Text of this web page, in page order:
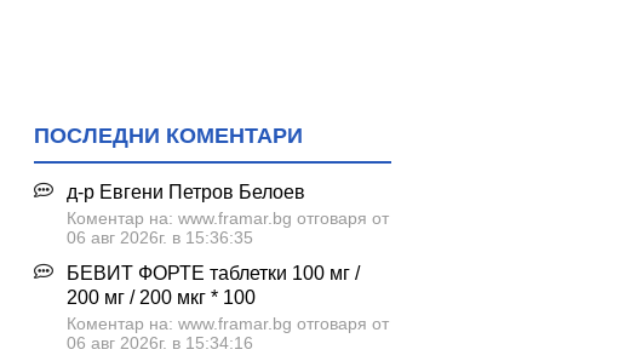
ПОСЛЕДНИ КОМЕНТАРИ
д-р Евгени Петров Белоев
Коментар на: www.framar.bg отговаря от
06 авг 2026г. в 15:36:35
БЕВИТ ФОРТЕ таблетки 100 мг /
200 мг / 200 мкг * 100
Коментар на: www.framar.bg отговаря от
06 авг 2026г. в 15:34:16